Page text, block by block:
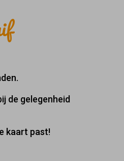
de gelegenheid
kaart past!